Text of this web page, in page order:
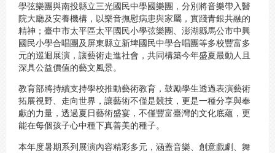
學弦樂團與南投縣立三光國民中學國樂團，分別將音樂帶入醫
院大廳及安養機構，以樂音撫慰病患與家屬，實踐青銀共融的
精神；臺中市太平區太平國民小學弦樂團、澎湖縣馬公市中興
國民小學合唱團及屏東縣立新埤國民中學合唱團等多校豐富多
元的巡迴展演，讓藝術走進社會，共同構築今年盛夏最動人且
深具公益價值的藝文風景。
教育部將持續支持學校推動藝術教育，鼓勵學生透過表演藝術
拓展視野、走向世界，讓藝術不僅是競技，更是一種分享與奉
獻的力量，透過夏日藝術盛宴，不僅豐富臺灣的文化底蘊，更
能在每個孩子心中種下真善美的種子。
本年度暑期系列展演內容精彩多元，涵蓋音樂、創意戲劇、舞